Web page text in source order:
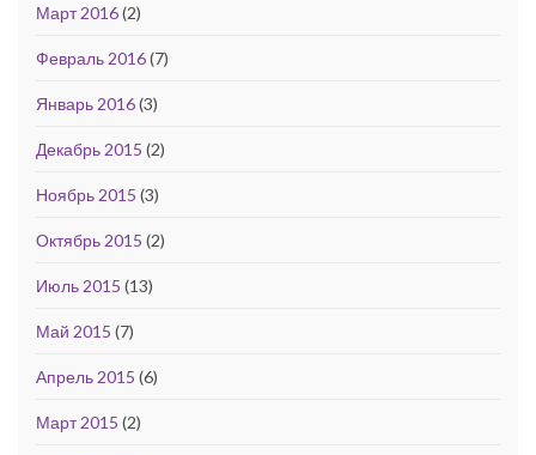
Март 2016(2)
Февраль 2016(7)
Январь 2016(3)
Декабрь 2015 (2)
Ноябрь 2015 (3)
Октябрь 2015 (2)
Июль 2015 (13)
Май 2015 (7)
Апрель 2015 (6)
Март 2015 (2)